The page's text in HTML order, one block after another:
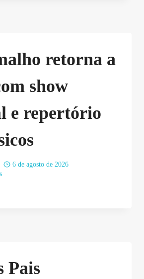
retorna a
show
e repertório
6 de agosto de 2026
Pais